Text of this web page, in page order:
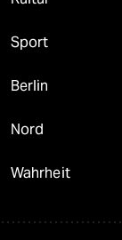
Sport
Berlin
Nord
Wahrheit